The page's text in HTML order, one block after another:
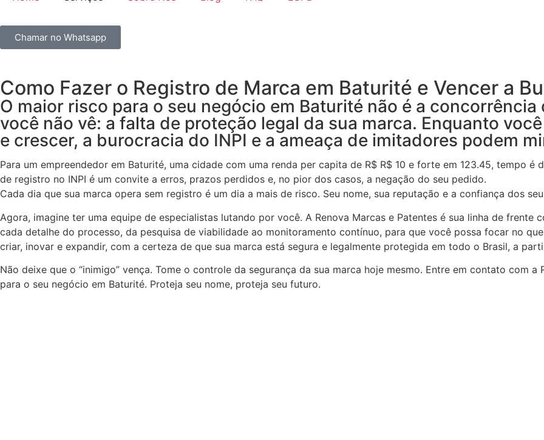
Chamar no Whatsapp
Como Fazer o Registro de Marca em Baturité e Vencer a
O maior risco para o seu negócio em Baturité não é a
você não vê: a falta de proteção legal da sua marca. Enquanto
e crescer, a burocracia do INPI e a ameaça de imitadores podem
Para um empreendedor em Baturité, uma cidade com uma renda per capita de R$ R$ 10 e forte em 123.45, tempo
de registro no INPI é um convite a erros, prazos perdidos e, no pior dos casos, a negação do seu pedido.
Cada dia que sua marca opera sem registro é um dia a mais de risco. Seu nome, sua reputação e a confiança dos
Agora, imagine ter uma equipe de especialistas lutando por você. A Renova Marcas e Patentes é sua linha de
cada detalhe do processo, da pesquisa de viabilidade ao monitoramento contínuo, para que você possa focar no
criar, inovar e expandir, com a certeza de que sua marca está segura e legalmente protegida em todo o Brasil, a
Não deixe que o “inimigo” vença. Tome o controle da segurança da sua marca hoje mesmo. Entre em contato com
para o seu negócio em Baturité. Proteja seu nome, proteja seu futuro.